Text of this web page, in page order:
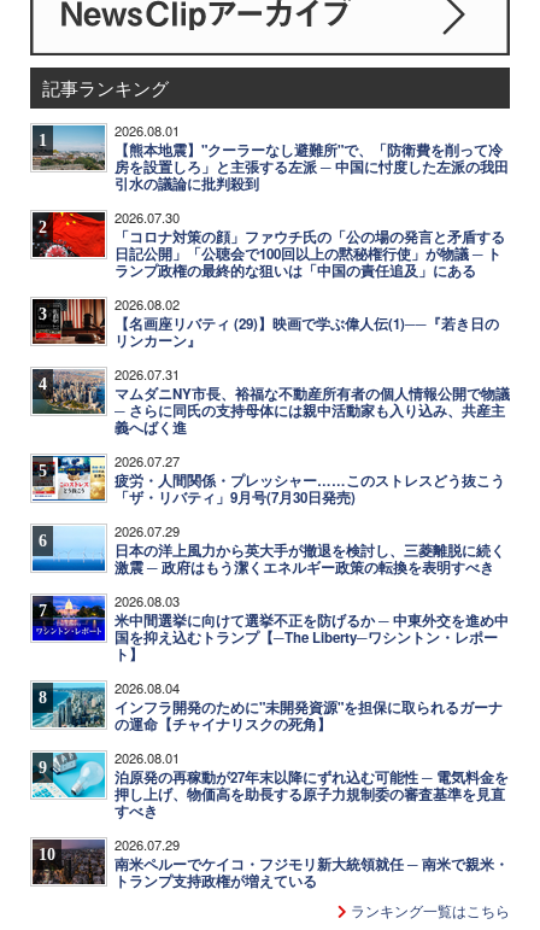
記事ランキング
1 2026.08.01
【熊本地震】"クーラーなし避難所"で、「防衛費を削って冷
房を設置しろ」と主張する左派 ─ 中国に忖度した左派の我田
引水の議論に批判殺到
2 2026.07.30
「コロナ対策の顔」ファウチ氏の「公の場の発言と矛盾する
日記公開」「公聴会で100回以上の黙秘権行使」が物議 ─ ト
ランプ政権の最終的な狙いは「中国の責任追及」にある
3 2026.08.02
【名画座リバティ (29)】映画で学ぶ偉人伝(1)──『若き日の
リンカーン』
4 2026.07.31
マムダニNY市長、裕福な不動産所有者の個人情報公開で物議
─ さらに同氏の支持母体には親中活動家も入り込み、共産主
義へばく進
5 2026.07.27
疲労・人間関係・プレッシャー……このストレスどう抜こう
「ザ・リバティ」9月号(7月30日発売)
6 2026.07.29
日本の洋上風力から英大手が撤退を検討し、三菱離脱に続く
激震 ─ 政府はもう潔くエネルギー政策の転換を表明すべき
7 2026.08.03
米中間選挙に向けて選挙不正を防げるか ─ 中東外交を進め中
国を抑え込むトランプ【─The Liberty─ワシントン・レポー
ト】
8 2026.08.04
インフラ開発のために"未開発資源"を担保に取られるガーナ
の運命【チャイナリスクの死角】
9 2026.08.01
泊原発の再稼動が27年末以降にずれ込む可能性 ─ 電気料金を
押し上げ、物価高を助長する原子力規制委の審査基準を見直
すべき
10 2026.07.29
南米ペルーでケイコ・フジモリ新大統領就任 ─ 南米で親米・
トランプ支持政権が増えている
ランキング一覧はこちら